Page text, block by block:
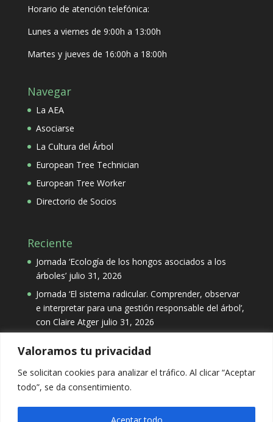
Valoramos tu privacidad
Se solicitan cookies para analizar el tráfico. Al clicar “Aceptar
todo”, se da consentimiento.
Aceptar todo
Horario de atención telefónica:
Lunes a viernes de 9:00h a 13:00h
Martes y jueves de 16:00h a 18:00h
Navegar
La AEA
Asociarse
La Cultura del Árbol
European Tree Technician
European Tree Worker
Directorio de Socios
Reciente
Jornada ‘Ecología de los hongos asociados a los
árboles’ julio 31, 2026
Jornada ‘El sistema radicular. Comprender, observar
e interpretar para una gestión responsable del árbol’,
con Claire Atger julio 31, 2026
Categorías